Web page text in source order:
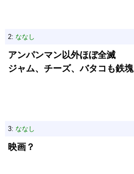
2: ななし
アンパンマン以外ほぼ全滅
ジャム、チーズ、バタコも鉄塊
3: ななし
映画？